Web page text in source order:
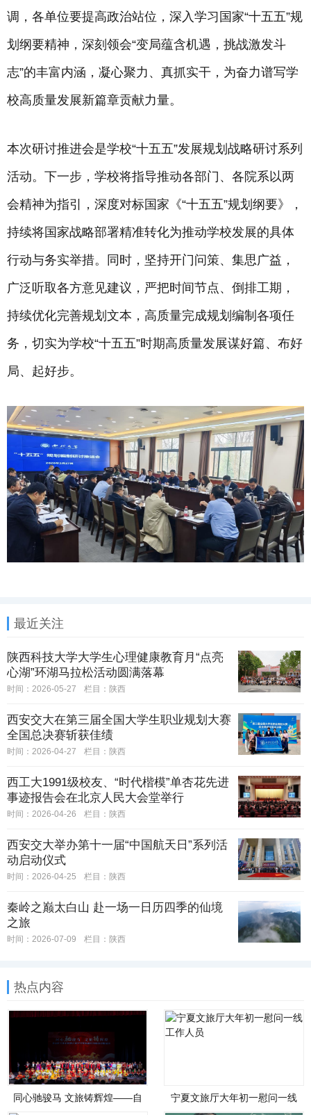
调，各单位要提高政治站位，深入学习国家“十五五”规
划纲要精神，深刻领会“变局蕴含机遇，挑战激发斗
志”的丰富内涵，凝心聚力、真抓实干，为奋力谱写学
校高质量发展新篇章贡献力量。
本次研讨推进会是学校“十五五”发展规划战略研讨系列
活动。下一步，学校将指导推动各部门、各院系以两
会精神为指引，深度对标国家《“十五五”规划纲要》，
持续将国家战略部署精准转化为推动学校发展的具体
行动与务实举措。同时，坚持开门问策、集思广益，
广泛听取各方意见建议，严把时间节点、倒排工期，
持续优化完善规划文本，高质量完成规划编制各项任
务，切实为学校“十五五”时期高质量发展谋好篇、布好
局、起好步。
最近关注
陕西科技大学大学生心理健康教育月“点亮
心湖”环湖马拉松活动圆满落幕
时间：2026-05-27 栏目： 陕西
西安交大在第三届全国大学生职业规划大赛
全国总决赛斩获佳绩
时间：2026-04-27 栏目： 陕西
西工大1991级校友、“时代楷模”单杏花先进
事迹报告会在北京人民大会堂举行
时间：2026-04-26 栏目： 陕西
西安交大举办第十一届“中国航天日”系列活
动启动仪式
时间：2026-04-25 栏目： 陕西
秦岭之巅太白山 赴一场一日历四季的仙境
之旅
时间：2026-07-09 栏目： 陕西
热点内容
同心驰骏马 文旅铸辉煌——自
治区文化和旅游厅举办铸牢中
宁夏文旅厅大年初一慰问一线
工作人员